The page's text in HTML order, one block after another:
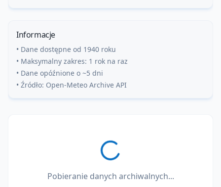
Informacje
• Dane dostępne od 1940 roku
• Maksymalny zakres: 1 rok na raz
• Dane opóźnione o ~5 dni
• Źródło: Open-Meteo Archive API
Pobieranie danych archiwalnych...